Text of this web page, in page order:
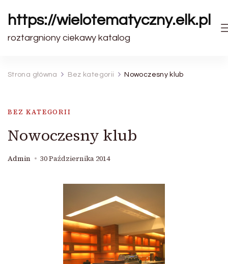
https://wielotematyczny.elk.pl
roztargniony ciekawy katalog
Strona główna Bez kategorii Nowoczesny klub
BEZ KATEGORII
Nowoczesny klub
Admin 30 Października 2014